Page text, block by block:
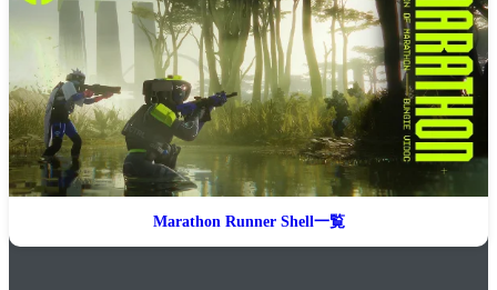
Marathon Runner Shell一覧